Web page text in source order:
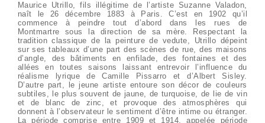
Maurice Utrillo, fils illégitime de l’artiste Suzanne Valadon,
naît le 26 décembre 1883 à Paris. C’est en 1902 qu’il
commence à peindre tout d’abord dans les rues de
Montmartre sous la direction de sa mère. Respectant la
tradition classique de la peinture de vedute, Utrillo dépeint
sur ses tableaux d’une part des scènes de rue, des maisons
d’angle, des bâtiments en enfilade, des fontaines et des
allées en toutes saisons laissant entrevoir l’influence du
réalisme lyrique de Camille Pissarro et d’Albert Sisley.
D’autre part, le jeune artiste entoure son décor de couleurs
subtiles, le plus souvent de jaune, de turquoise, de lie de vin
et de blanc de zinc, et provoque des atmosphères qui
donnent à l’observateur le sentiment d’être intime ou étranger.
La période comprise entre 1909 et 1914, appelée période